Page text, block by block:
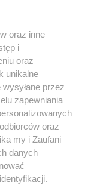
Youtube
oraz inne
i
oraz
unikalne
przez
zapewniania
oraz
my i Zaufani
danych